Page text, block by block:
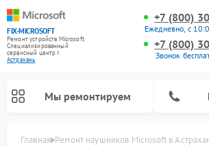
FIX-MICROSOFT
Ремонт устройств Microsoft
Специализированный
cервисный центр г.
Астрахань
+7 (800)
Ежедневно, с
+7 (800)
Звонок
Мы ремонтируем
Главная Ремонт наушников Microsoft в